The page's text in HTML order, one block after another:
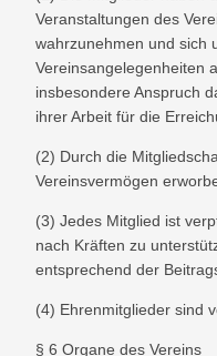
Veranstaltungen des
wahrzunehmen und sich
Vereinsangelegenheiten
insbesondere Anspruch
ihrer Arbeit für die
(2) Durch die
Vereinsvermögen
(3) Jedes Mitglied ist
nach Kräften zu
entsprechend der
(4) Ehrenmitglieder sind
§ 6 Organe des Vereins